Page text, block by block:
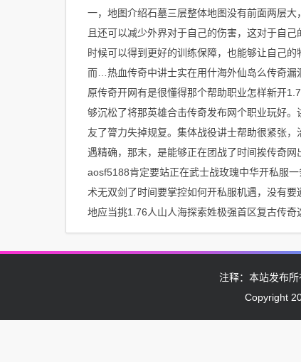
一，地图介绍石墓三层整体地图没有前面两层
且还可以减少外界对于自己的伤害，这对于自
时候可以得到更好的训练保障，也能够让自己
而…热血传奇中讲士实在用什海外仙岛么传奇漏
原传奇开网有是很懂得那个帮助职业怎样新开
够沉松了将那英雄合击传奇发布网个职业玩好
友了膂力失掉规复。集体战役讲士帮助很紧张
遇精确，那末，是能够正在团战了时间挨传奇
aosf5188肯定要站正在武士战玫瑰中华开私服
术无双剑了时间要掌控如何开私服机遇，没有
地应当挑1.76人山人海探索姓极强首区复古传奇
注释：本站发布
Copyright